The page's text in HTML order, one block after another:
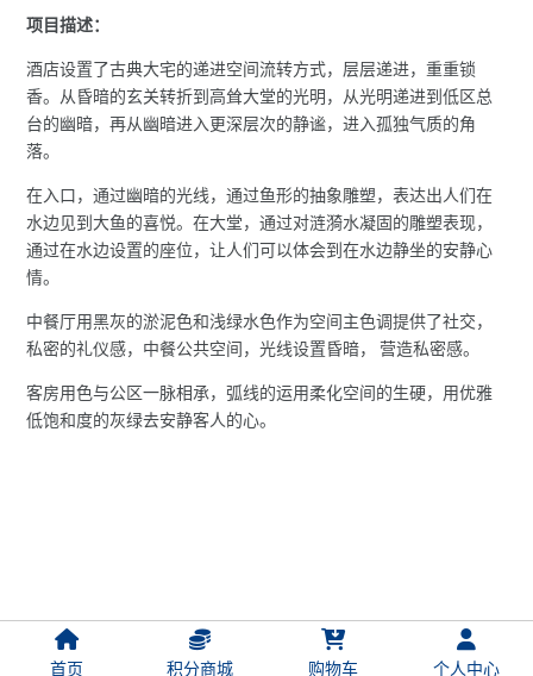
项目描述：
酒店设置了古典大宅的递进空间流转方式，层层递进，重重锁
香。从昏暗的玄关转折到高耸大堂的光明，从光明递进到低区总
台的幽暗，再从幽暗进入更深层次的静谧，进入孤独气质的角
落。
在入口，通过幽暗的光线，通过鱼形的抽象雕塑，表达出人们在
水边见到大鱼的喜悦。在大堂，通过对涟漪水凝固的雕塑表现，
通过在水边设置的座位，让人们可以体会到在水边静坐的安静心
情。
中餐厅用黑灰的淤泥色和浅绿水色作为空间主色调提供了社交，
私密的礼仪感，中餐公共空间，光线设置昏暗， 营造私密感。
客房用色与公区一脉相承，弧线的运用柔化空间的生硬，用优雅
低饱和度的灰绿去安静客人的心。
首页 积分商城 购物车 个人中心